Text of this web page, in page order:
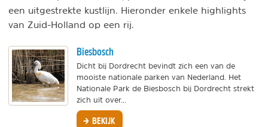
een uitgestrekte kustlijn. Hieronder enkele highlights
van Zuid-Holland op een rij.
Biesbosch
Dicht bij Dordrecht bevindt zich een van de
mooiste nationale parken van Nederland. Het
Nationale Park de Biesbosch bij Dordrecht strekt
zich uit over...
BEKIJK